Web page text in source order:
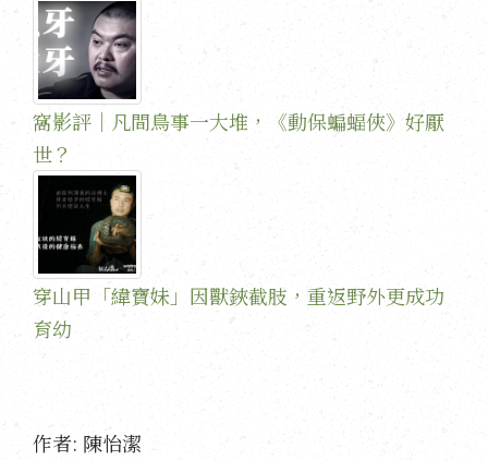
窩影評｜凡間鳥事一大堆，《動保蝙蝠俠》好厭
世？
穿山甲「緯寶妹」因獸鋏截肢，重返野外更成功
育幼
作者: 陳怡潔